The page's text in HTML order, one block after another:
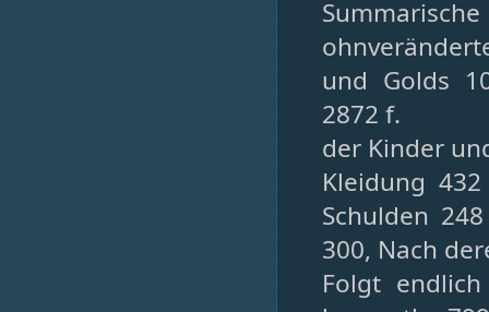
und Golds
2872 f.
der Kinder
Kleidung
Schulden
300, Nach
Folgt